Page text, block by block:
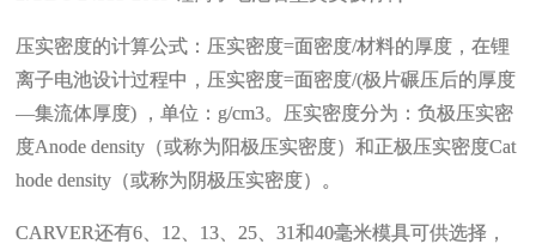
压实密度的计算公式：压实密度=面密度/材料的厚度，在锂
离子电池设计过程中，压实密度=面密度/(极片碾压后的厚度
—集流体厚度) ，单位：g/cm3。压实密度分为：负极压实密
度Anode density（或称为阳极压实密度）和正极压实密度Cat
hode density（或称为阴极压实密度）。
CARVER还有6、12、13、25、31和40毫米模具可供选择，